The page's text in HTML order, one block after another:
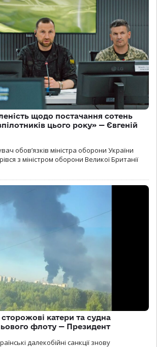
щодо постачання сотень
цього року» — Євгеній
обов’язків міністра оборони України
з міністром оборони Великої Британії
катери та судна
флоту — Президент
далекобійні санкції знову